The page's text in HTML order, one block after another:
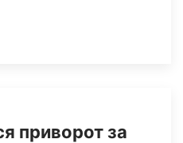
приворот за